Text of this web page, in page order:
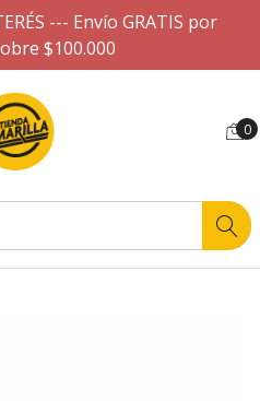
--- Envío GRATIS por
$100.000
0